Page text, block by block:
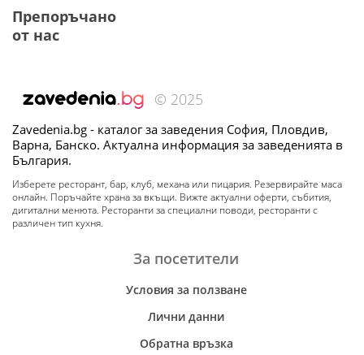
Препоръчано
от нас
© 2025
Zavedenia.bg - каталог за заведения София, Пловдив,
Варна, Банско. Актуална информация за заведенията в
България.
Изберете ресторант, бар, клуб, механа или пицария. Резервирайте маса
онлайн. Поръчайте храна за вкъщи. Вижте актуални оферти, събития,
дигитални менюта. Ресторанти за специални поводи, ресторанти с
различен тип кухня.
За посетители
Условия за ползване
Лични данни
Обратна връзка